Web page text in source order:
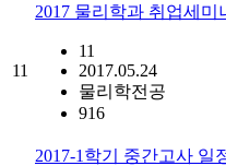
11
2017 물리학과 취업세미
11
2017.05.24
물리학전공
916
2017-1학기 중간고사 일